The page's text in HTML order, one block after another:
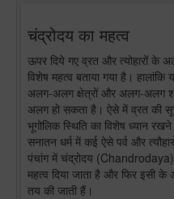
चंद्रोदय का महत्व
ऊपर दिये गए व्रत और त्योहारों के
विशेष महत्व बताया गया है।
अलग-अलग क्षेत्रों और अलग-अलग
अलग हो सकता है। ऐसे में व्रत की
भूगोलिक स्थिति का विशेष ध्यान
सनातन धर्म में कई ऐसे पर्व और
पंचांग में चंद्रोदय (Chandrodaya)
महत्व दिया जाता है और फिर इसी के
तय की जाती हैं।